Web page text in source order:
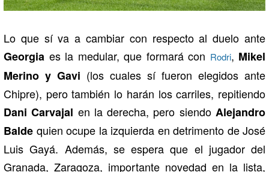
Lo que sí va a cambiar con respecto al duelo ante
Georgia es la medular, que formará con Rodri, Mikel
Merino y Gavi (los cuales sí fueron elegidos ante
Chipre), pero también lo harán los carriles, repitiendo
Dani Carvajal en la derecha, pero siendoAlejandro
Balde quien ocupe la izquierda en detrimento de José
Luis Gayá. Además, se espera que el jugador del
Granada, Zaragoza, importante novedad en la lista,